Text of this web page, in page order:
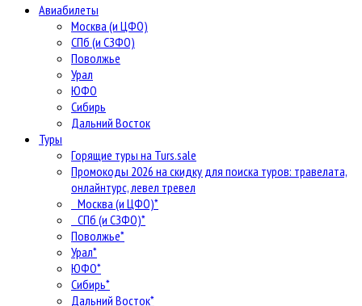
Авиабилеты
Москва (и ЦФО)
СПб (и СЗФО)
Поволжье
Урал
ЮФО
Сибирь
Дальний Восток
Туры
Горящие туры на Turs.sale
Промокоды 2026 на скидку для поиска туров: травелата,
онлайнтурс, левел тревел
Москва (и ЦФО)*
СПб (и СЗФО)*
Поволжье*
Урал*
ЮФО*
Сибирь*
Дальний Восток*